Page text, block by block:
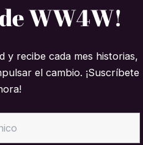
WW4W!
y recibe cada mes historias,
el cambio. ¡Suscríbete